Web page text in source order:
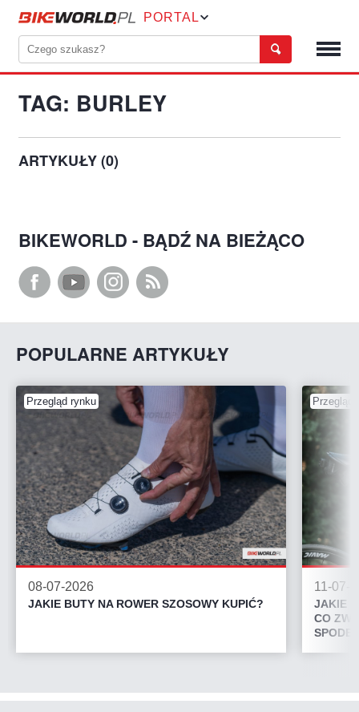
PORTAL
TAG: BURLEY
ARTYKUŁY (0)
BIKEWORLD - BĄDŹ NA BIEŻĄCO
POPULARNE ARTYKUŁY
Przegląd rynku
08-07-2026
JAKIE BUTY NA ROWER SZOSOWY KUPIĆ?
Przegląd
11-07-
JAKIE
CO